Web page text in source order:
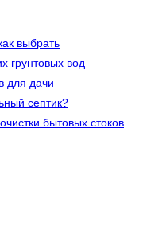
выбрать
грунтовых вод
для дачи
септик?
бытовых стоков